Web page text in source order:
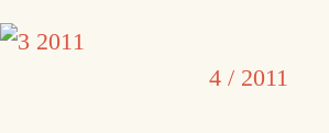
4 / 2011